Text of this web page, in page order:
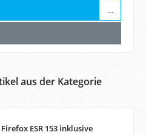
…
aus der Kategorie
ESR 153 inklusive